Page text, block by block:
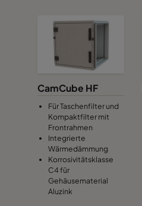
CamCube HF
Für Taschenfilter und
Kompaktfilter mit
Frontrahmen
Integrierte
Wärmedämmung
Korrosivitätsklasse
C4 für
Gehäusematerial
Aluzink